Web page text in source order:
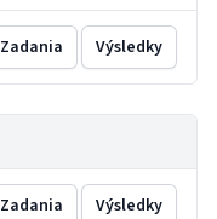
Zadania Výsledky
Zadania Výsledky